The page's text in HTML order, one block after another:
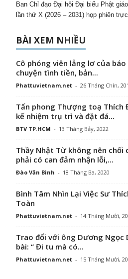
Ban Chỉ đạo Đại hội Đại biểu Phật
lần thứ X (2026 – 2031) họp phiên
BÀI XEM NHIỀU
Cô phóng viên lẳng lơ của báo
chuyện tình tiền, bản...
Phattuvietnam.net - 26 Tháng Chín,
Tấn phong Thượng toạ Thích
kế nhiệm trụ trì và đặt đá...
BTV TP.HCM - 13 Tháng Bảy, 2022
Thầy Nhật Từ không nên chối
phải có can đảm nhận lỗi,...
Đào Văn Bình - 18 Tháng Ba, 2020
Bình Tâm Nhìn Lại Việc Sư
Toàn
Phattuvietnam.net - 14 Tháng Mười,
Trao đổi với ông Dương Ngọc
bài: “ Đi tu mà có...
Phattuvietnam.net - 15 Tháng Mười,